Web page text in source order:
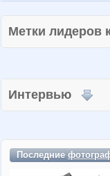
Метки
Интервью
Последние